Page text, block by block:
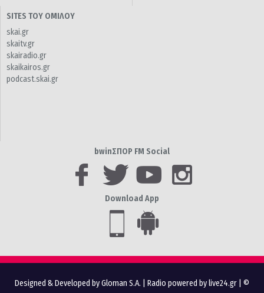
SITES ΤΟΥ ΟΜΙΛΟΥ
skai.gr
skaitv.gr
skairadio.gr
skaikairos.gr
podcast.skai.gr
bwinΣΠΟΡ FM Social
Download App
Designed & Developed by Gloman S.A. Radio powered by live24.gr | ©